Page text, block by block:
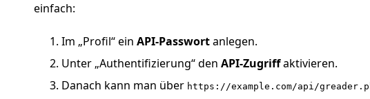
einfach:
Im „Profil“ ein API-Passwortanlegen.
Unter „Authentifizierung“ den API-Zugriffaktivieren.
Danach kann man über https://example.com/api/